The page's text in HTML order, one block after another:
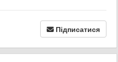
Підписатися